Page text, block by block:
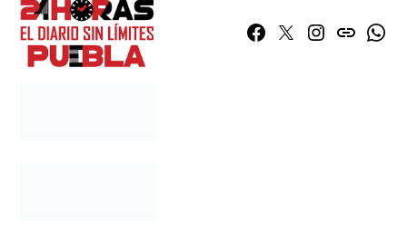
Facebook
TwitterInstagram
issuu